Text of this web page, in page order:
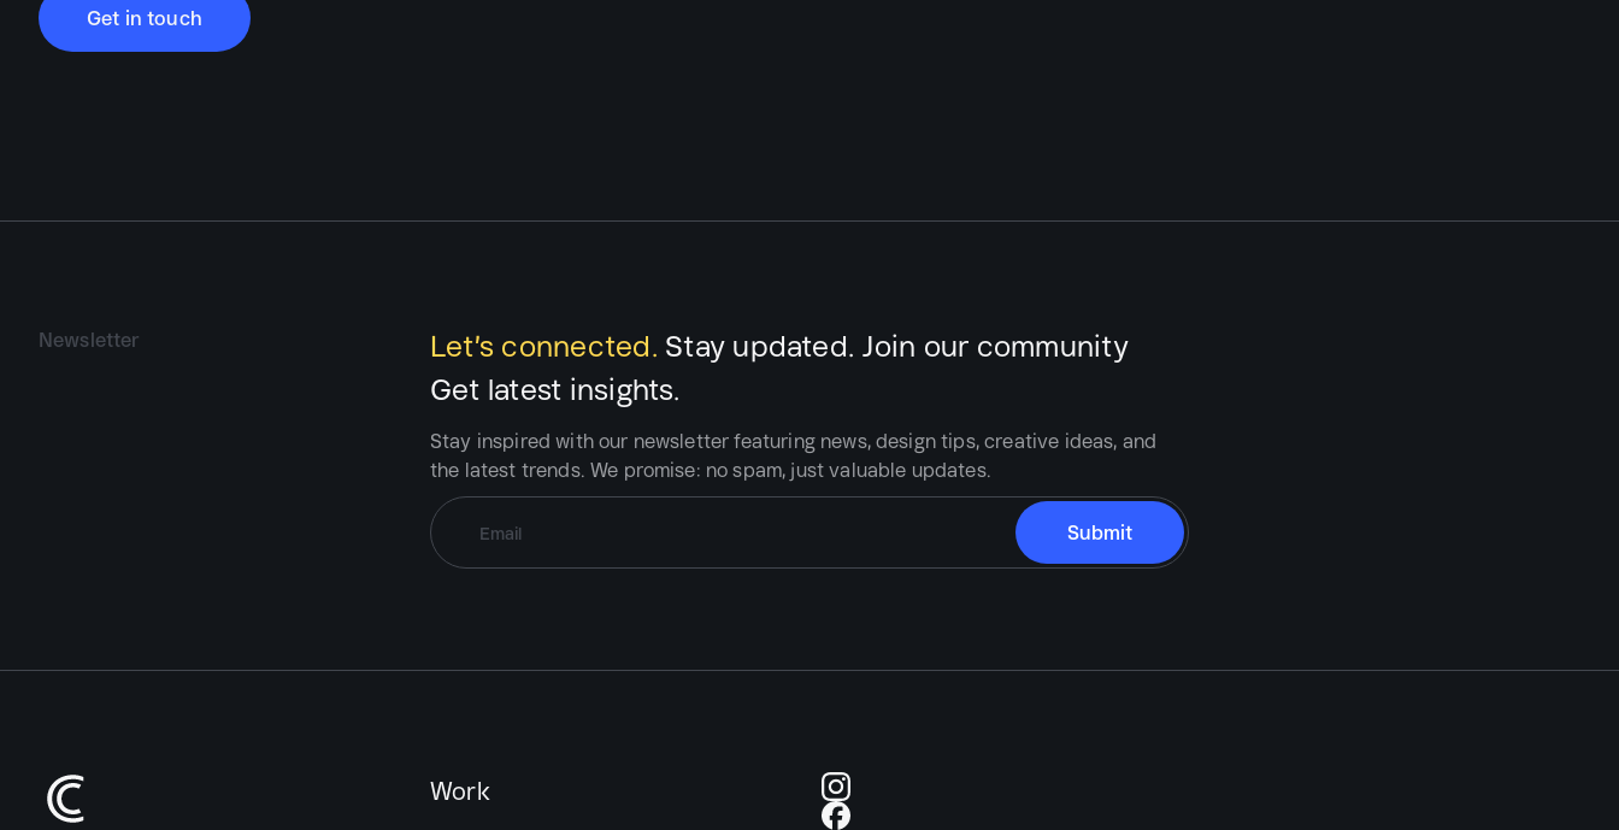
Brand Identity
Digital Experiences
Get in touch
Newsletter Let’s connected.Stay updated.Join our community
Get latest insights.
Stay inspired with our newsletter featuring news, design tips, creative ideas, and
the latest trends.We promise: no spam, just valuable updates.
Work